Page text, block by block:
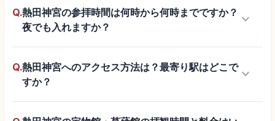
Q.熱田神宮の参拝時間は何時から何時までですか？
夜でも入れますか？
keyboard_arrow_down
Q.熱田神宮へのアクセス方法は？最寄り駅はどこで
すか？
keyboard_arrow_down